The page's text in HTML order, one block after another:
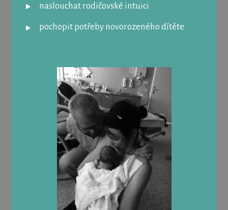
naslouchat rodičovské intuici
pochopit potřeby novorozeného dítěte